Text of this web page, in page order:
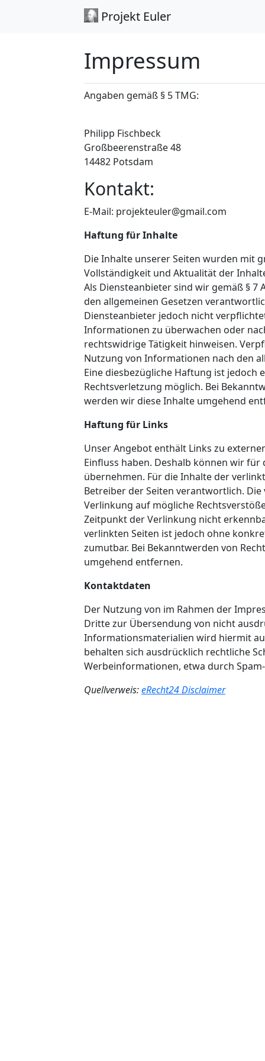
Projekt Euler
Impressum
Angaben gemäß § 5 TMG:
Philipp Fischbeck
Großbeerenstraße 48
14482 Potsdam
Kontakt:
E-Mail: projekteuler@gmail.com
Haftung für Inhalte
Die Inhalte unserer Seiten wurden mit
Vollständigkeit und Aktualität der
Als Diensteanbieter sind wir gemäß § 7
den allgemeinen Gesetzen
Diensteanbieter jedoch nicht
Informationen zu überwachen oder
rechtswidrige Tätigkeit hinweisen.
Nutzung von Informationen nach den
Eine diesbezügliche Haftung ist
Rechtsverletzung möglich. Bei
werden wir diese Inhalte umgehend
Haftung für Links
Unser Angebot enthält Links zu
Einfluss haben. Deshalb können wir
übernehmen. Für die Inhalte der
Betreiber der Seiten verantwortlich.
Verlinkung auf mögliche
Zeitpunkt der Verlinkung nicht
verlinkten Seiten ist jedoch ohne
zumutbar. Bei Bekanntwerden von
umgehend entfernen.
Kontaktdaten
Der Nutzung von im Rahmen der
Dritte zur Übersendung von nicht
Informationsmaterialien wird hiermit
behalten sich ausdrücklich rechtliche
Werbeinformationen, etwa durch
Quellverweis:eRecht24 Disclaimer